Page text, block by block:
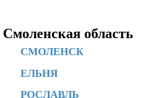
Смоленская область
СМОЛЕНСК
ЕЛЬНЯ
РОСЛАВЛЬ